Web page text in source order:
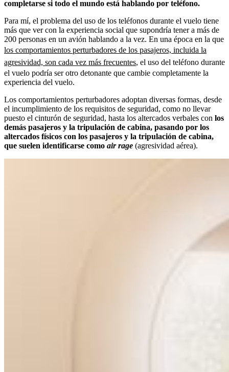
completarse si todo el mundo está hablando por teléfono.
Para mí, el problema del uso de los teléfonos durante el vuelo tiene
más que ver con la experiencia social que supondría tener a más de
200 personas en un avión hablando a la vez. En una época en la que
los comportamientos perturbadores de los pasajeros, incluida la
agresividad, son cada vez más frecuentes, el uso del teléfono durante
el vuelo podría ser otro detonante que cambie completamente la
experiencia del vuelo.
Los comportamientos perturbadores adoptan diversas formas, desde
el incumplimiento de los requisitos de seguridad, como no llevar
puesto el cinturón de seguridad, hasta los altercados verbales con los
demás pasajeros y la tripulación de cabina, pasando por los
altercados físicos con los pasajeros y la tripulación de cabina,
que suelen identificarse como air rage (agresividad aérea).